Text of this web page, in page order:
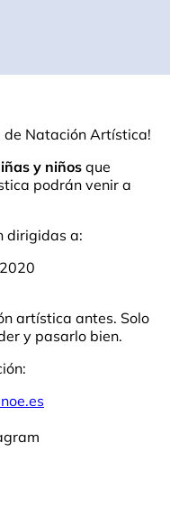
de Natación Artística!
y niños que
podrán venir a
dirigidas a:
artística antes. Solo
y pasarlo bien.